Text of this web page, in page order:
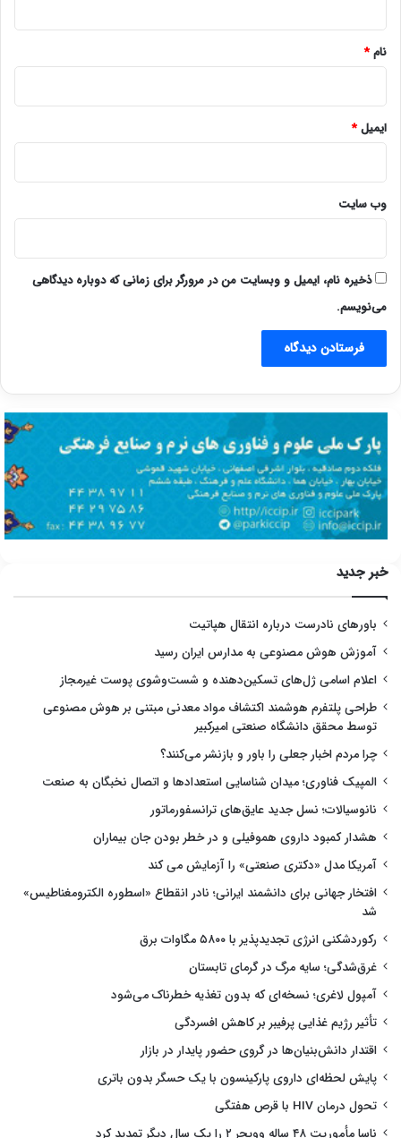
نام*
ایمیل*
وب‌ سایت
ذخیره نام، ایمیل و وبسایت من در مرورگر برای زمانی که دوباره دیدگاهی
می‌نویسم.
خبر جدید
باورهای نادرست درباره انتقال هپاتیت
آموزش هوش مصنوعی به مدارس ایران رسید
اعلام اسامی ژل‌های تسکین‌دهنده و شست‌وشوی پوست غیرمجاز
طراحی پلتفرم هوشمند اکتشاف مواد معدنی مبتنی بر هوش مصنوعی
توسط محقق دانشگاه صنعتی امیرکبیر
چرا مردم اخبار جعلی را باور و بازنشر می‌کنند؟
المپیک فناوری؛ میدان شناسایی استعدادها و اتصال نخبگان به صنعت
نانوسیالات؛ نسل جدید عایق‌های ترانسفورماتور
هشدار کمبود داروی هموفیلی و در خطر بودن جان بیماران
آمریکا مدل «دکتری صنعتی» را آزمایش می کند
افتخار جهانی برای دانشمند ایرانی؛ نادر انقطاع «اسطوره الکترومغناطیس»
شد
رکوردشکنی انرژی تجدیدپذیر با ۵۸۰۰ مگاوات برق
غرق‌شدگی؛ سایه مرگ در گرمای تابستان
آمپول لاغری؛ نسخه‌ای که بدون تغذیه خطرناک می‌شود
تأثیر رژیم غذایی پرفیبر بر کاهش افسردگی
اقتدار دانش‌بنیان‌ها در گروی حضور پایدار در بازار
پایش لحظه‌ای داروی پارکینسون با یک حسگر بدون باتری
تحول درمان HIV با قرص هفتگی
ناسا مأموریت ۴۸ ساله وویجر ۲ را یک سال دیگر تمدید کرد